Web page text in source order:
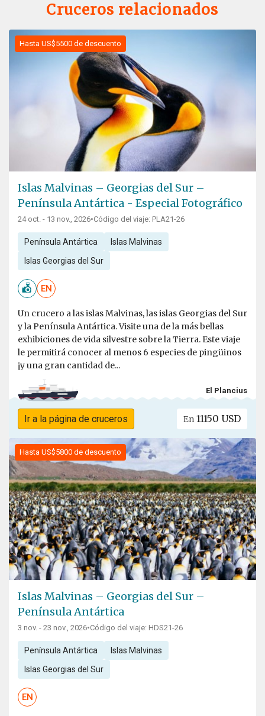
Cruceros relacionados
Hasta US$5500 de descuento
Islas Malvinas – Georgias del Sur –
Península Antártica - Especial Fotográfico
24 oct. - 13 nov., 2026•Código del viaje: PLA21-26
Península Antártica Islas Malvinas
Islas Georgias del Sur
EN
Un crucero a las islas Malvinas, las islas Georgias del Sur
y la Península Antártica. Visite una de la más bellas
exhibiciones de vida silvestre sobre la Tierra. Este viaje
le permitirá conocer al menos 6 especies de pingüinos
¡y una gran cantidad de...
El Plancius
Ir a la página de cruceros En 11150 USD
Hasta US$5800 de descuento
Islas Malvinas – Georgias del Sur –
Península Antártica
3 nov. - 23 nov., 2026•Código del viaje: HDS21-26
Península Antártica Islas Malvinas
Islas Georgias del Sur
EN